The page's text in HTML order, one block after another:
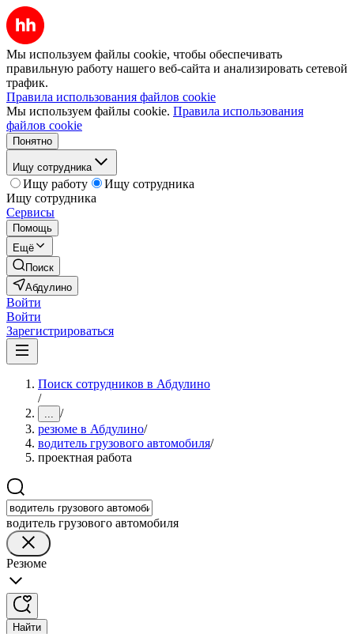
Мы используем файлы cookie, чтобы обеспечивать
правильную работу нашего веб-сайта и анализировать сетевой
трафик.
Правила использования файлов cookie
Мы используем файлы cookie. Правила использования
файлов cookie
Понятно
Ищу сотрудника
Ищу работу
Ищу сотрудника
Ищу сотрудника
Сервисы
Помощь
Ещё
Поиск
Абдулино
Войти
Войти
Зарегистрироваться
Поиск сотрудников в Абдулино
/
... /
резюме в Абдулино/
водитель грузового автомобиля/
проектная работа
водитель грузового автомобиля
Резюме
Найти